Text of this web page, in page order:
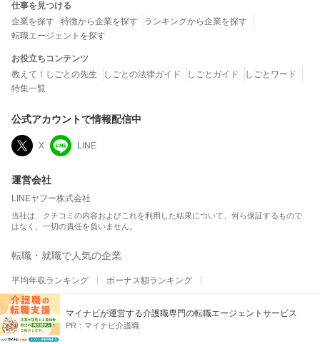
マイナビが運営する介護職専門の転職エージェントサービス
PR： マイナビ介護職
仕事を見つける
企業を探す
特徴から企業を探す
ランキングから企業を探す
転職エージェントを探す
お役立ちコンテンツ
教えて！しごとの先生
しごとの法律ガイド しごとガイド
しごとワード
特集一覧
公式アカウントで情報配信中
X LINE
運営会社
LINEヤフー株式会社
当社は、クチコミの内容およびこれを利用した結果について、何ら保証するもので
はなく、一切の責任を負いません。
転職・就職で人気の企業
平均年収ランキング
ボーナス額ランキング
総合満足度ランキング
ワークライフバランスランキング
職場の人間関係ランキング
平均残業時間ランキング